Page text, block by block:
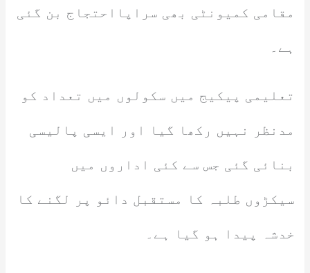
مقامی کمیونٹی بھی سراپااحتجاج بن گئی
ہے۔
تعلیمی پیکیج میں سکولوں میں تعداد کو
مدنظر نہیں رکھا گیا اور ایسی پالیسی
بنائی گئی جس سے کئی اداروں میں
سیکڑوں طلبہ کا مستقبل دائو پر لگنے کا
خدشہ پیدا ہو گیا ہے۔